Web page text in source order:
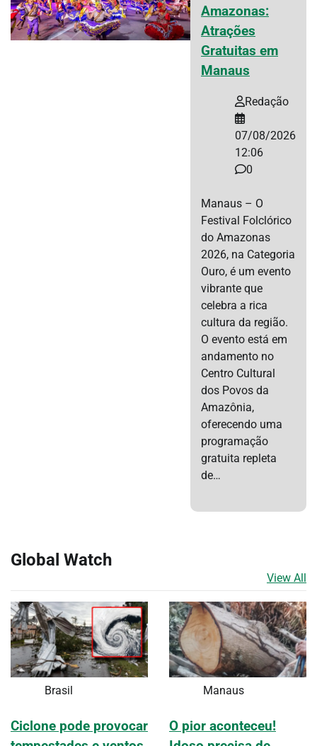
Amazonas:
Atrações
Gratuitas em
Manaus
Redação
07/08/2026
12:06
0
Manaus – O
Festival Folclórico
do Amazonas
2026, na Categoria
Ouro, é um evento
vibrante que
celebra a rica
cultura da região.
O evento está em
andamento no
Centro Cultural
dos Povos da
Amazônia,
oferecendo uma
programação
gratuita repleta
de…
Global Watch
View All
Brasil
Ciclone pode provocar
Manaus
O pior aconteceu!